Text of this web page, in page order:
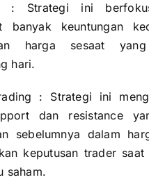
: Strategi ini
banyak keuntungan
harga sesaat
hari.
: Strategi ini
dan resistance
sebelumnya dalam
keputusan trader
saham.